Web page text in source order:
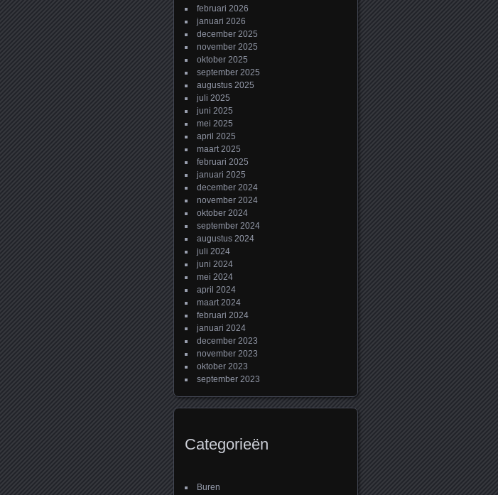
februari 2026
januari 2026
december 2025
november 2025
oktober 2025
september 2025
augustus 2025
juli 2025
juni 2025
mei 2025
april 2025
maart 2025
februari 2025
januari 2025
december 2024
november 2024
oktober 2024
september 2024
augustus 2024
juli 2024
juni 2024
mei 2024
april 2024
maart 2024
februari 2024
januari 2024
december 2023
november 2023
oktober 2023
september 2023
Categorieën
Buren